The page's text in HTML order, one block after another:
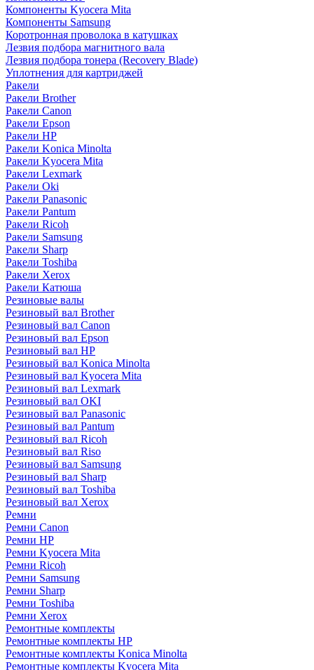
Компоненты Kyocera Mita
Компоненты Samsung
Коротронная проволока в катушках
Лезвия подбора магнитного вала
Лезвия подбора тонера (Recovery Blade)
Уплотнения для картриджей
Ракели
Ракели Brother
Ракели Canon
Ракели Epson
Ракели HP
Ракели Konica Minolta
Ракели Kyocera Mita
Ракели Lexmark
Ракели Oki
Ракели Panasonic
Ракели Pantum
Ракели Ricoh
Ракели Samsung
Ракели Sharp
Ракели Toshiba
Ракели Xerox
Ракели Катюша
Резиновые валы
Резиновый вал Brother
Резиновый вал Canon
Резиновый вал Epson
Резиновый вал HP
Резиновый вал Konica Minolta
Резиновый вал Kyocera Mita
Резиновый вал Lexmark
Резиновый вал OKI
Резиновый вал Panasonic
Резиновый вал Pantum
Резиновый вал Ricoh
Резиновый вал Riso
Резиновый вал Samsung
Резиновый вал Sharp
Резиновый вал Toshiba
Резиновый вал Xerox
Ремни
Ремни Canon
Ремни HP
Ремни Kyocera Mita
Ремни Ricoh
Ремни Samsung
Ремни Sharp
Ремни Toshiba
Ремни Xerox
Ремонтные комплекты
Ремонтные комплекты HP
Ремонтные комплекты Konica Minolta
Ремонтные комплекты Kyocera Mita